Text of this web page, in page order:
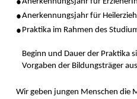
Anerkennungsjahr für
Praktika im Rahmen des
Beginn und Dauer der Praktika
Vorgaben der Bildungsträger
Wir geben jungen Menschen die